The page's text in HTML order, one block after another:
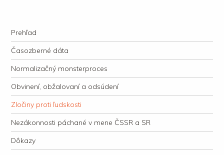
justície
Navigation
Skip to content
Prehľad
Časozberné dáta
Normalizačný monsterproces
Obvinení, obžalovaní a odsúdení
Zločiny proti ľudskosti
Nezákonnosti páchané v mene ČSSR a SR
Dôkazy